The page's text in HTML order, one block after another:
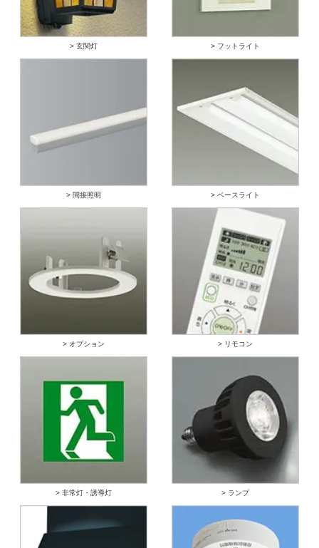
> 玄関灯 > フットライト
> 間接照明 > ベースライト
> オプション > リモコン
> 非常灯・誘導灯 > ランプ